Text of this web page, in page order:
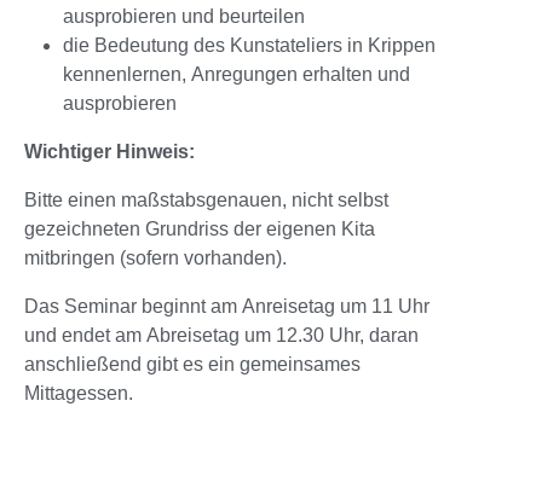
ausprobieren und beurteilen
die Bedeutung des Kunstateliers in Krippen
kennenlernen, Anregungen erhalten und
ausprobieren
Wichtiger Hinweis:
Bitte einen maßstabsgenauen, nicht selbst
gezeichneten Grundriss der eigenen Kita
mitbringen (sofern vorhanden).
Das Seminar beginnt am Anreisetag um 11 Uhr
und endet am Abreisetag um 12.30 Uhr, daran
anschließend gibt es ein gemeinsames
Mittagessen.